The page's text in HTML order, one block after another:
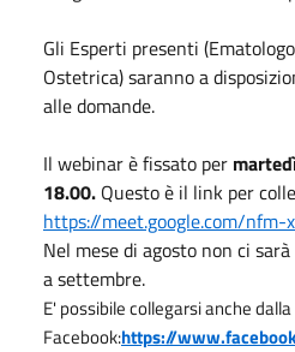
Gli Esperti presenti
Ostetrica) saranno a
alle domande.
Il webinar è fissato per
18.00. Questo è il link per
https://meet.google.com/nfm-
Nel mese di agosto non ci
a settembre.
E' possibile collegarsi anche
Facebook:https://